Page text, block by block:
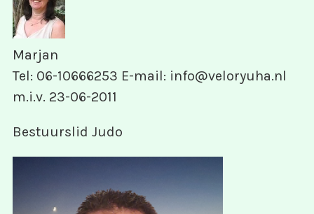
Marjan
Tel: 06-10666253 E-mail: info@veloryuha.nl
m.i.v. 23-06-2011
Bestuurslid Judo